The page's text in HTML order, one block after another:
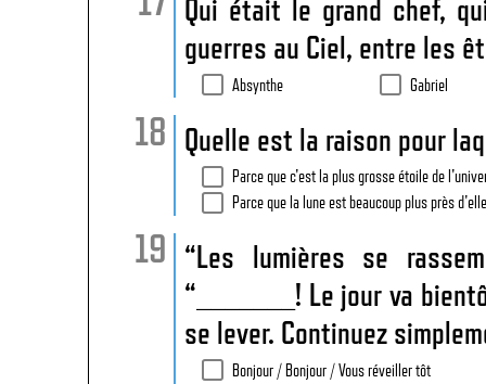
Qui était le grand chef,
guerres au Ciel, entre les
Absynthe Gabriel
Quelle est la raison pour
Parce que c'est la plus grosse étoile de
Parce que la lune est beaucoup plus près
“Les lumières se
“_______! Le jour va
se lever. Continuez
Bonjour / Bonjour / Vous réveiller tôt